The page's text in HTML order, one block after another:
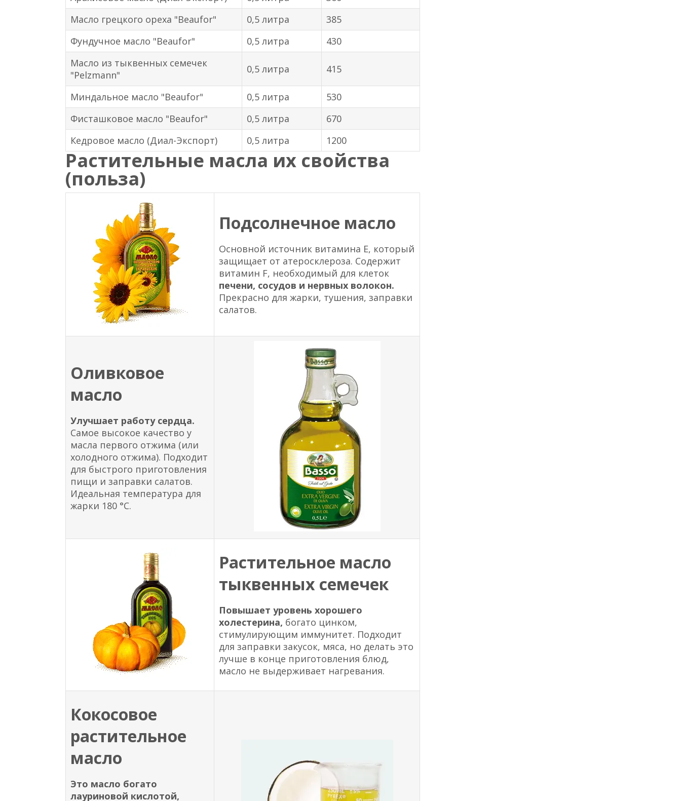
Масло грецкого ореха "Beaufor"
0,5 литра
385
Фундучное масло "Beaufor"
0,5 литра
430
Масло из тыквенных семечек
"Pelzmann"
0,5 литра 415
Миндальное масло "Beaufor" 0,5 литра
530
Фисташковое масло "Beaufor"
0,5 литра
670
Кедровое масло (Диал-Экспорт)
0,5 литра 1200
Растительные масла их свойства
(польза)
Подсолнечное масло
Основной источник витамина Е, который
защищает от атеросклероза. Содержит
витамин F, необходимый для клеток
печени, сосудов и нервных волокон.
Прекрасно для жарки, тушения, заправки
салатов.
Оливковое
масло
Улучшает работу сердца.
Самое высокое качество у
масла первого отжима (или
холодного отжима). Подходит
для быстрого приготовления
пищи и заправки салатов.
Идеальная температура для
жарки 180 °С.
Растительное масло
тыквенных семечек
Повышает уровень хорошего
холестерина, богато цинком,
стимулирующим иммунитет. Подходит
для заправки закусок, мяса, но делать это
лучше в конце приготовления блюд,
масло не выдерживает нагревания.
Кокосовое
растительное
масло
Это масло богато
лауриновой кислотой,